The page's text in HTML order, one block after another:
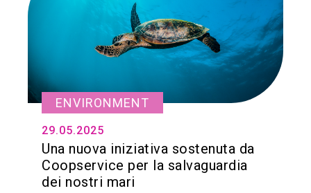
ENVIRONMENT
29.05.2025
Una nuova iniziativa sostenuta da
Coopservice per la salvaguardia
dei nostri mari